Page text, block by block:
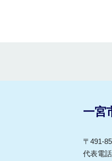
一宮
〒491-
代表電